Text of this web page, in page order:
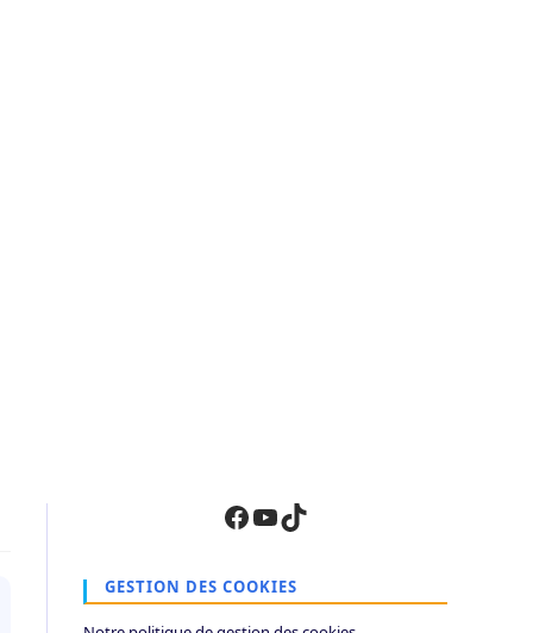
Facebook
YouTube
TikTok
GESTION DES COOKIES